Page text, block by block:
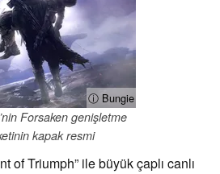
ⓘ Bungie
Forsaken genişletme
kapak resmi
of Triumph” ile büyük çaplı canlı